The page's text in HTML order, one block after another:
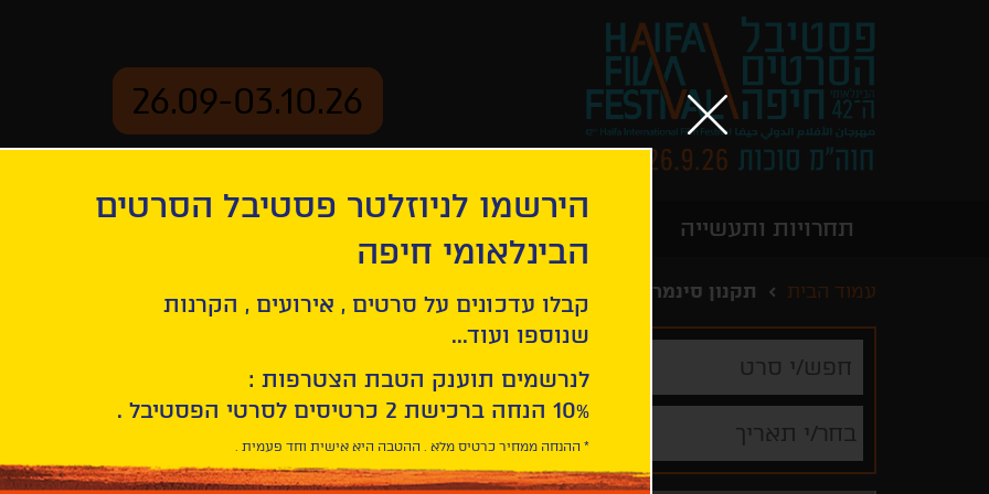
26.09-03.10.26
תחרויות ותעשייה
עמוד הבית תקנון סינמרקט
סרט
בחר/י תאריך
הירשמו לניוזלטר פסטיבל הסרטים
הבינלאומי חיפה
קבלו עדכונים על סרטים , אירועים , הקרנות
שנוספו ועוד...
לנרשמים תוענק הטבת הצטרפות :
10% הנחה ברכישת 2 כרטיסים לסרטי הפסטיבל .
* ההנחה ממחיר כרטיס מלא . ההטבה היא אישית וחד פעמית .